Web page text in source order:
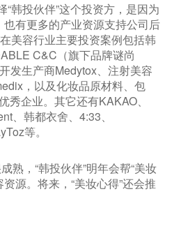
“韩投伙伴”这个投资方，是因为
也有更多的产业资源支持公司后
美容行业主要投资案例包括韩
C&C（旗下品牌谜尚
发生产商Medytox、注射美容
，以及化妆品原材料、包
秀企业。其它还有KAKAO、
、韩都衣舍、4:33、
等。
熟，“韩投伙伴”明年会帮“美妆
源。将来，“美妆心得”还会推